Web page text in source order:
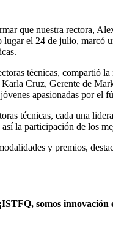
que nuestra rectora,
el 24 de julio,
técnicas, compartió
Cruz, Gerente de
apasionadas por el
técnicas, cada una
la participación de los
y premios,
¡ISTFQ, somos innovación